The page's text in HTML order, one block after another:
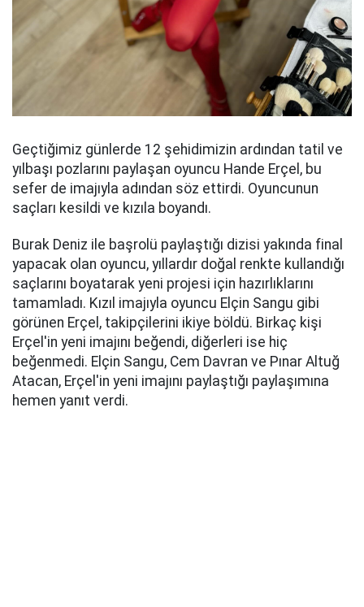
Geçtiğimiz günlerde 12 şehidimizin ardından tatil ve
yılbaşı pozlarını paylaşan oyuncu Hande Erçel, bu
sefer de imajıyla adından söz ettirdi. Oyuncunun
saçları kesildi ve kızıla boyandı.
Burak Deniz ile başrolü paylaştığı dizisi yakında final
yapacak olan oyuncu, yıllardır doğal renkte kullandığı
saçlarını boyatarak yeni projesi için hazırlıklarını
tamamladı. Kızıl imajıyla oyuncu Elçin Sangu gibi
görünen Erçel, takipçilerini ikiye böldü. Birkaç kişi
Erçel'in yeni imajını beğendi, diğerleri ise hiç
beğenmedi. Elçin Sangu, Cem Davran ve Pınar Altuğ
Atacan, Erçel'in yeni imajını paylaştığı paylaşımına
hemen yanıt verdi.